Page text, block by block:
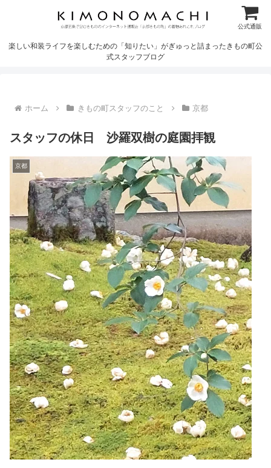
公式通販
楽しい和装ライフを楽しむための「知りたい」がぎゅっと詰まったきもの町公
式スタッフブログ
ホーム きもの町スタッフのこと 京都
スタッフの休日 沙羅双樹の庭園拝観
京都